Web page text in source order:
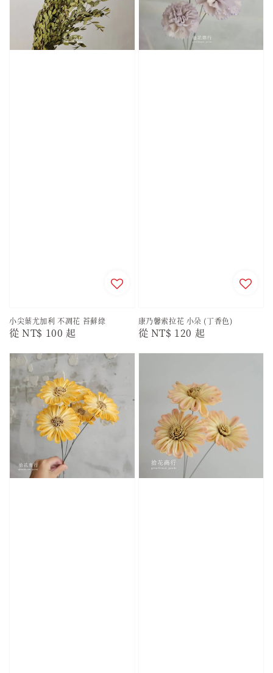
小尖葉尤加利 不凋花 苔蘚綠
Regular
從NT$ 100 起
康乃馨索拉花 小朵 (丁香色)
Regular
從 NT$ 120 起